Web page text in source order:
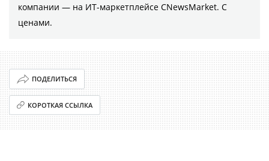
компании ― на ИТ-маркетплейсе CNewsMarket. С
ценами.
ПОДЕЛИТЬСЯ
КОРОТКАЯ ССЫЛКА